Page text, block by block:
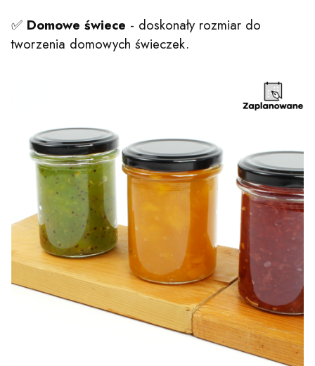
✅ Domowe świece - doskonały rozmiar do
tworzenia domowych świeczek.